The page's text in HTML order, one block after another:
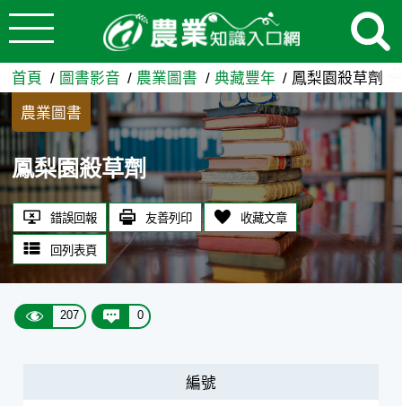
跳到主要內容
鳳梨園殺草劑 - 農業知識入口
首頁 圖書影音 農業圖書 典藏豐年 鳳梨園殺草劑
農業圖書
鳳梨園殺草劑
錯誤回報 友善列印 收藏文章
回列表頁
207 0
編號